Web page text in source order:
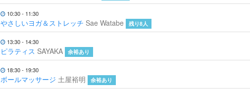
10:30 - 11:30
やさしいヨガ＆ストレッチ Sae Watabe 残り8人
13:30 - 14:30
ピラティス SAYAKA 余裕あり
18:30 - 19:30
ボールマッサージ 土屋裕明 余裕あり